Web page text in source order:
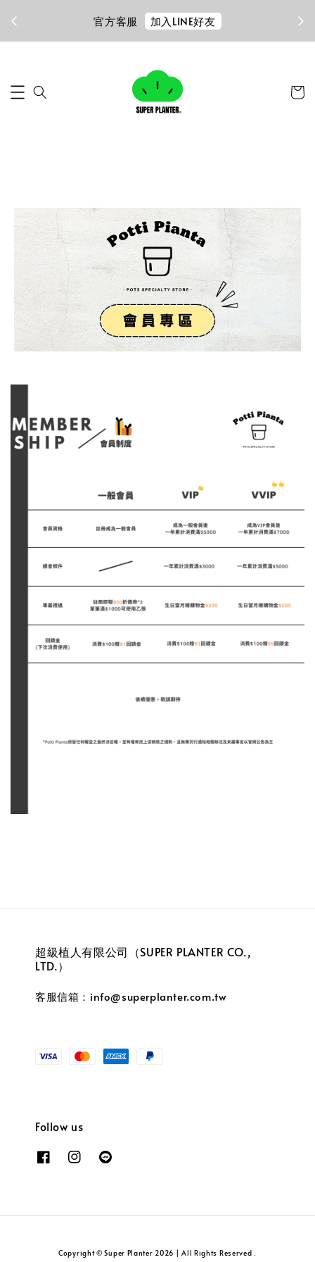
官方客服 加入LINE好友
超級植人有限公司（SUPER PLANTER CO.,
LTD.）
客服信箱：info@superplanter.com.tw
Follow us
Copyright © Super Planter 2026 | All Rights Reserved .